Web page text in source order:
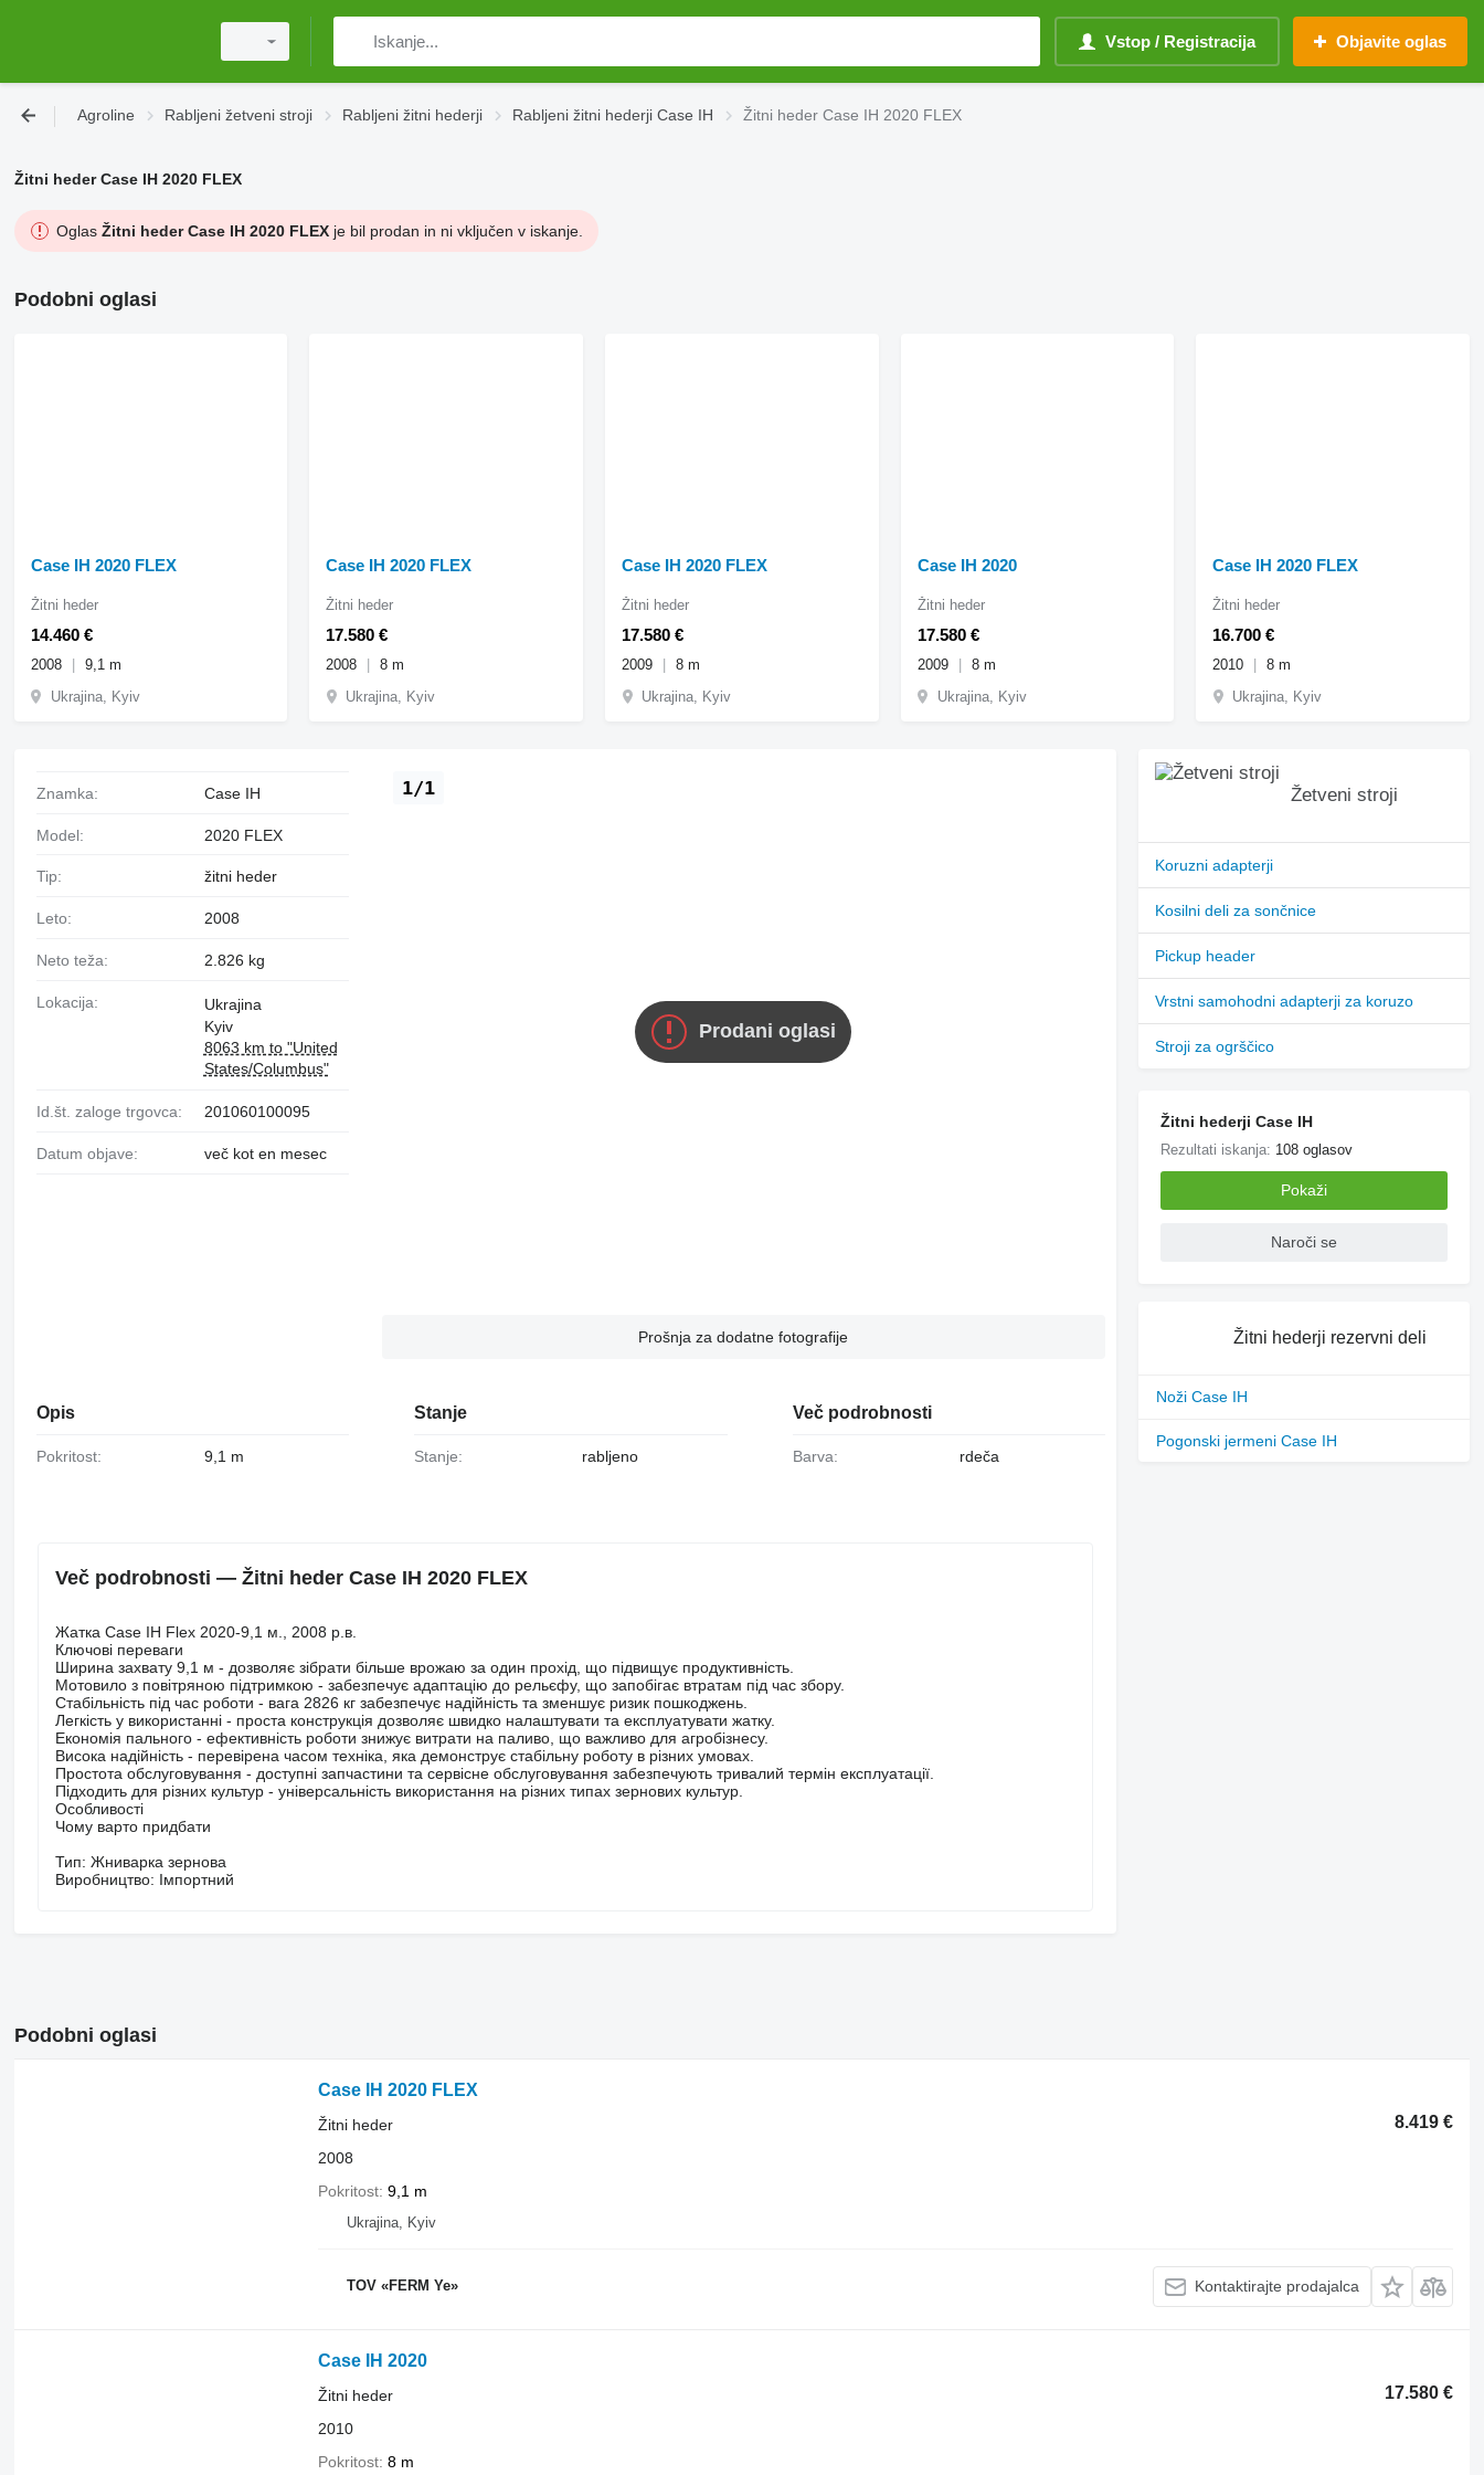
Vstop / Registracija Objavite oglas
Agroline Rabljeni žetveni stroji Rabljeni žitni hederji Rabljeni žitni hederji Case IH Žitni heder Case IH 2020 FLEX
Žitni heder Case IH 2020 FLEX
Oglas Žitni heder Case IH 2020 FLEXje bil prodan in ni vključen v iskanje.
Podobni oglasi
Case IH 2020 FLEX
14.460 €
Žitni heder
2008
9,1 m
Ukrajina, Kyiv
Case IH 2020 FLEX
17.580 €
Žitni heder
2008
8 m
Ukrajina, Kyiv
Case IH 2020 FLEX
17.580 €
Žitni heder
2009
8 m
Ukrajina, Kyiv
Case IH 2020
17.580 €
Žitni heder
2009
8 m
Ukrajina, Kyiv
Case IH 2020 FLEX
16.700 €
Žitni heder
2010
8 m
Ukrajina, Kyiv
Prodani oglasi
1/1
Prošnja za dodatne fotografije
Znamka: Case IH
Model: 2020 FLEX
Tip: žitni heder
Leto: 2008
Neto teža: 2.826 kg
Lokacija:
Ukrajina
Kyiv
8063 km to "United
States/Columbus"
Id.št. zaloge trgovca: 201060100095
Datum objave: več kot en mesec
Opis
Pokritost: 9,1 m
Stanje
Stanje: rabljeno
Več podrobnosti
Barva: rdeča
Več podrobnosti — Žitni heder Case IH 2020 FLEX
Жатка Case IH Flex 2020-9,1 м., 2008 р.в.
Ключові переваги
Ширина захвату 9,1 м - дозволяє зібрати більше врожаю за один прохід, що підвищує продуктивність.
Мотовило з повітряною підтримкою - забезпечує адаптацію до рельєфу, що запобігає втратам під час збору.
Стабільність під час роботи - вага 2826 кг забезпечує надійність та зменшує ризик пошкоджень.
Легкість у використанні - проста конструкція дозволяє швидко налаштувати та експлуатувати жатку.
Економія пального - ефективність роботи знижує витрати на паливо, що важливо для агробізнесу.
Висока надійність - перевірена часом техніка, яка демонструє стабільну роботу в різних умовах.
Простота обслуговування - доступні запчастини та сервісне обслуговування забезпечують тривалий термін експлуатації.
Підходить для різних культур - універсальність використання на різних типах зернових культур.
Особливості
Чому варто придбати
Тип: Жниварка зернова
Виробництво: Імпортний
Žetveni stroji
Koruzni adapterji
Kosilni deli za sončnice
Pickup header
Vrstni samohodni adapterji za koruzo
Stroji za ogrščico
Žitni hederji Case IH
Rezultati iskanja: 108 oglasov
Pokaži
Naroči se
Žitni hederji rezervni deli
Noži Case IH
Pogonski jermeni Case IH
Podobni oglasi
Case IH 2020 FLEX
8.419 €
Žitni heder
2008
Pokritost 9,1 m
Ukrajina, Kyiv
TOV «FERM Ye» Kontaktirajte prodajalca
Case IH 2020
17.580 €
Žitni heder
2010
Pokritost 8 m